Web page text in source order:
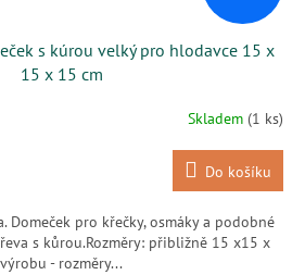
s kúrou velký pro hlodavce 15 x
15 x 15 cm
Skladem (1 ks)
Do košíku
Domeček pro křečky, osmáky a podobné
s kůrou.Rozměry: přibližně 15 x15 x
- rozměry...